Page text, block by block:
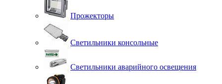
Прожекторы
Светильники консольные
Светильники аварийного освещения